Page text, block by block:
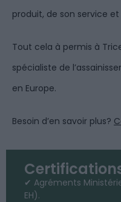
produit, de son service
Tout cela à permis à
spécialiste de
en Europe.
Besoin d’en savoir plus?
✔ Agréments
EH).